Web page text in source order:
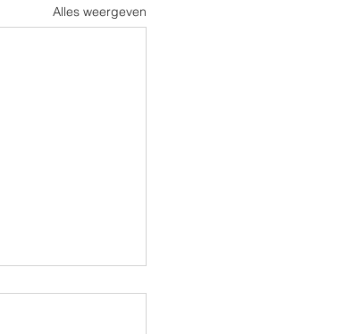
Alles weergeven